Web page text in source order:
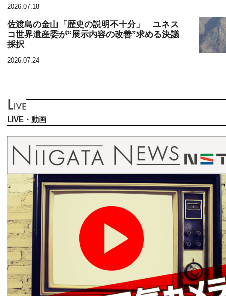
2026.07.18
佐渡島の金山「歴史の説明不十分」 ユネス
コ世界遺産委が“展示内容の改善”求める決議
採択
2026.07.24
LIVE・動画